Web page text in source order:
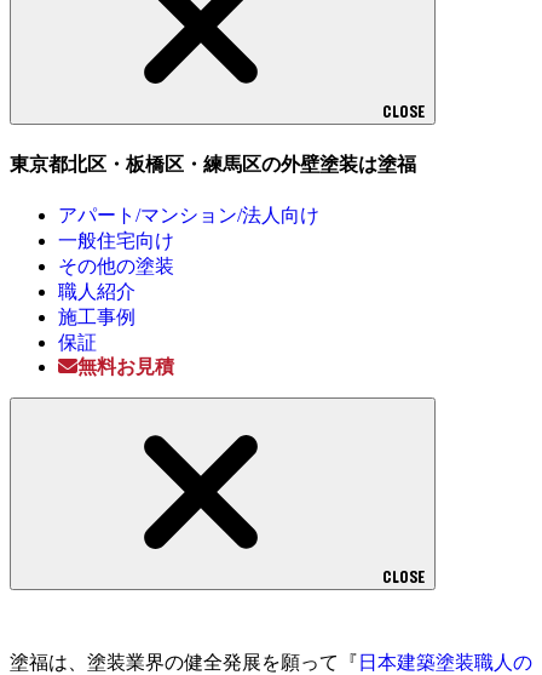
CLOSE
東京都北区・板橋区・練馬区の外壁塗装は塗福
アパート/マンション/法人向け
一般住宅向け
その他の塗装
職人紹介
施工事例
保証
無料お見積
CLOSE
塗福は、塗装業界の健全発展を願って『 日本建築塗装職人の